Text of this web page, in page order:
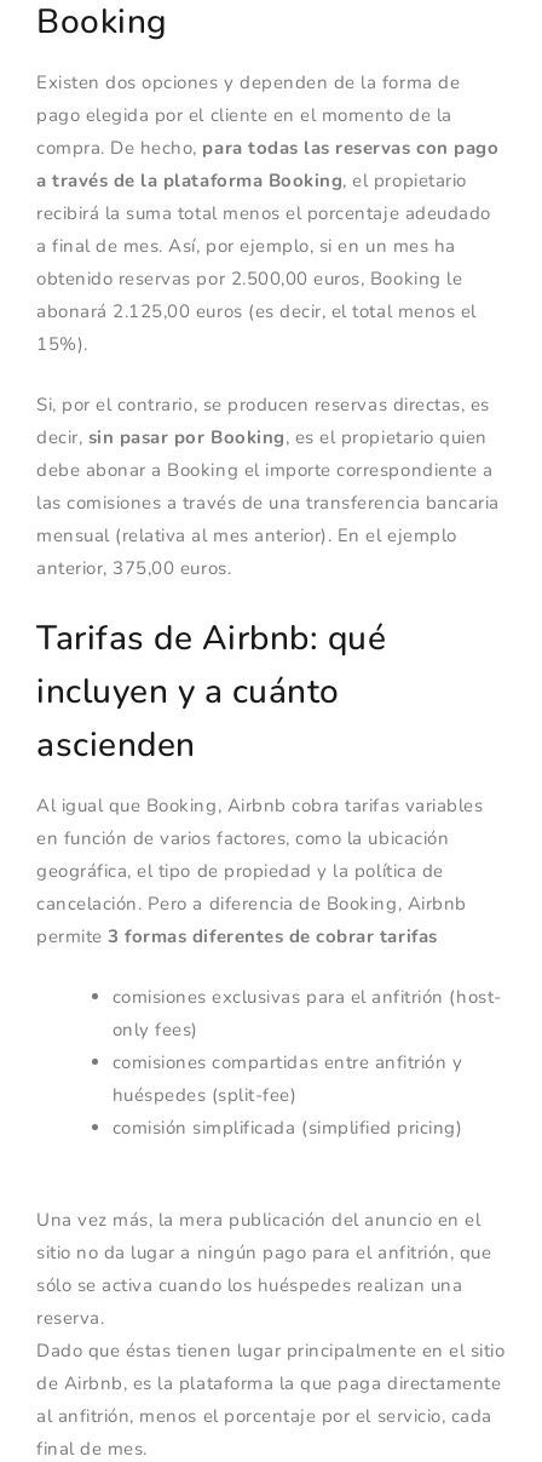
Booking
Existen dos opciones y dependen de la forma de
pago elegida por el cliente en el momento de la
compra. De hecho, para todas las reservas con pago
a través de la plataforma Booking, el propietario
recibirá la suma total menos el porcentaje adeudado
a final de mes. Así, por ejemplo, si en un mes ha
obtenido reservas por 2.500,00 euros, Booking le
abonará 2.125,00 euros (es decir, el total menos el
15%).
Si, por el contrario, se producen reservas directas, es
decir, sin pasar por Booking, es el propietario quien
debe abonar a Booking el importe correspondiente a
las comisiones a través de una transferencia bancaria
mensual (relativa al mes anterior). En el ejemplo
anterior, 375,00 euros.
Tarifas de Airbnb: qué
incluyen y a cuánto
ascienden
Al igual que Booking, Airbnb cobra tarifas variables
en función de varios factores, como la ubicación
geográfica, el tipo de propiedad y la política de
cancelación. Pero a diferencia de Booking, Airbnb
permite3 formas diferentes de cobrar tarifas
comisiones exclusivas para el anfitrión (host-
only fees)
comisiones compartidas entre anfitrión y
huéspedes (split-fee)
comisión simplificada (simplified pricing)
Una vez más, la mera publicación del anuncio en el
sitio no da lugar a ningún pago para el anfitrión, que
sólo se activa cuando los huéspedes realizan una
reserva.
Dado que éstas tienen lugar principalmente en el sitio
de Airbnb, es la plataforma la que paga directamente
al anfitrión, menos el porcentaje por el servicio, cada
final de mes.